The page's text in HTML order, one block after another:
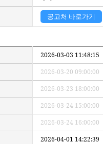
공고처 바로가기
2026-03-03 11:48:15
2026-03-20 09:00:00
2026-03-23 18:00:00
2026-03-24 15:00:00
2026-03-24 16:00:00
2026-04-01 14:22:39